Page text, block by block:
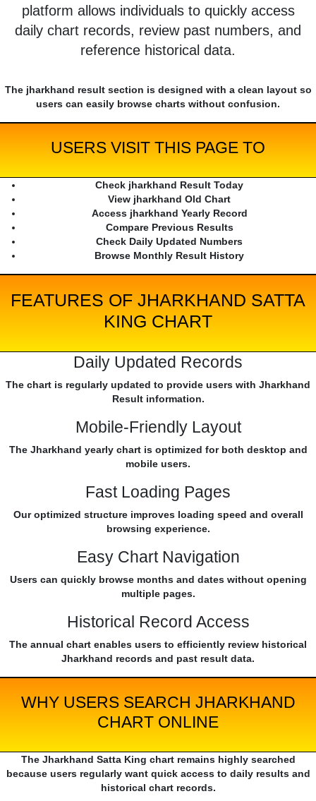
platform allows individuals to quickly access
daily chart records, review past numbers, and
reference historical data.
The jharkhand result section is designed with a clean layout so
users can easily browse charts without confusion.
USERS VISIT THIS PAGE TO
Check jharkhand Result Today
View jharkhand Old Chart
Access jharkhand Yearly Record
Compare Previous Results
Check Daily Updated Numbers
Browse Monthly Result History
FEATURES OF JHARKHAND SATTA
KING CHART
Daily Updated Records
The chart is regularly updated to provide users with Jharkhand
Result information.
Mobile-Friendly Layout
The Jharkhand yearly chart is optimized for both desktop and
mobile users.
Fast Loading Pages
Our optimized structure improves loading speed and overall
browsing experience.
Easy Chart Navigation
Users can quickly browse months and dates without opening
multiple pages.
Historical Record Access
The annual chart enables users to efficiently review historical
Jharkhand records and past result data.
WHY USERS SEARCH JHARKHAND
CHART ONLINE
The Jharkhand Satta King chart remains highly searched
because users regularly want quick access to daily results and
historical chart records.